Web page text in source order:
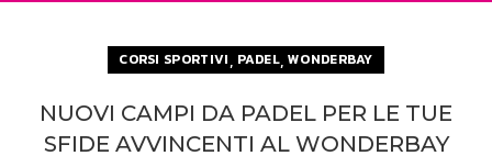
CORSI SPORTIVI, PADEL, WONDERBAY
NUOVI CAMPI DA PADEL PER LE TUE
SFIDE AVVINCENTI AL WONDERBAY